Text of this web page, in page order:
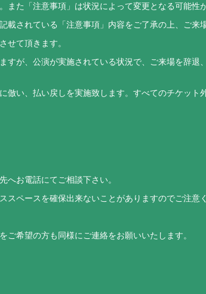
た「注意事項」は状況によって変更となる可能性
されている「注意事項」内容をご了承の上、ご来
せて頂きます。
が、公演が実施されている状況で、ご来場を辞退
倣い、払い戻しを実施致します。すべてのチケット
へお電話にてご相談下さい。
ペースを確保出来ないことがありますのでご注意く
希望の方も同様にご連絡をお願いいたします。